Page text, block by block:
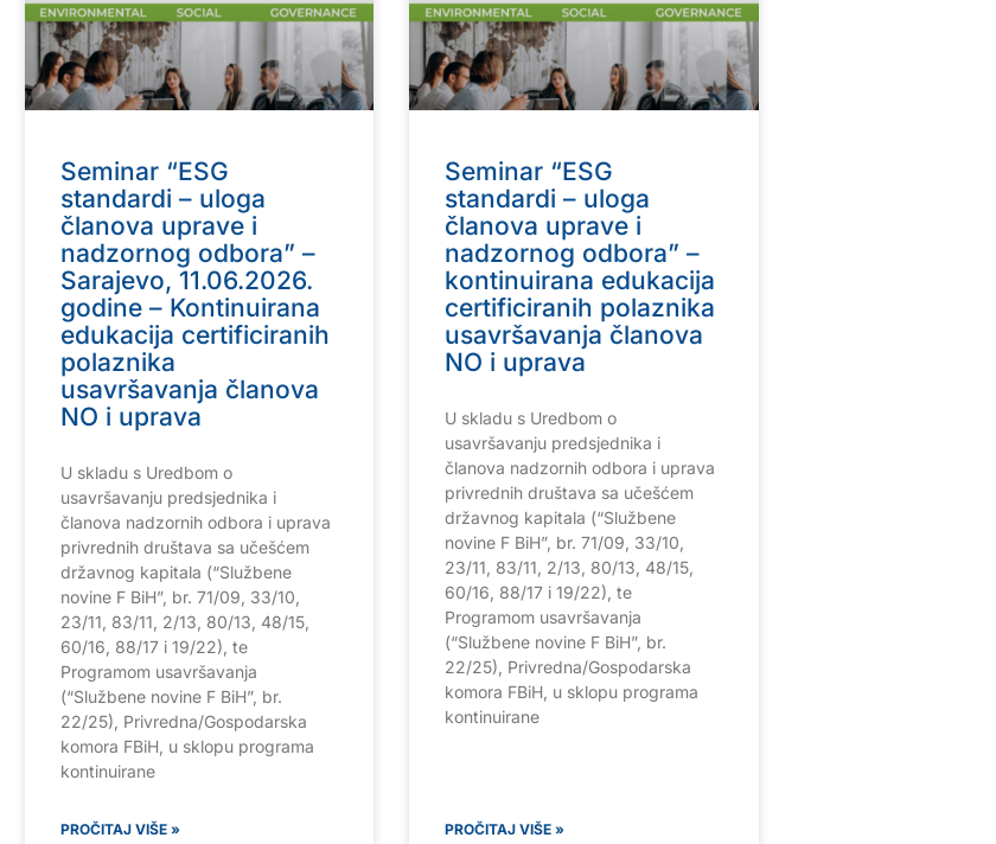
Seminar “ESG
standardi – uloga
članova uprave i
nadzornog odbora” –
Sarajevo, 11.06.2026.
godine – Kontinuirana
edukacija certificiranih
polaznika
usavršavanja članova
NO i uprava
U skladu s Uredbom o
usavršavanju predsjednika i
članova nadzornih odbora i uprava
privrednih društava sa učešćem
državnog kapitala (“Službene
novine F BiH”, br. 71/09, 33/10,
23/11, 83/11, 2/13, 80/13, 48/15,
60/16, 88/17 i 19/22), te
Programom usavršavanja
(“Službene novine F BiH”, br.
22/25), Privredna/Gospodarska
komora FBiH, u sklopu programa
kontinuirane
PROČITAJ VIŠE »
Seminar “ESG
standardi – uloga
članova uprave i
nadzornog odbora” –
kontinuirana edukacija
certificiranih polaznika
usavršavanja članova
NO i uprava
U skladu s Uredbom o
usavršavanju predsjednika i
članova nadzornih odbora i uprava
privrednih društava sa učešćem
državnog kapitala (“Službene
novine F BiH”, br. 71/09, 33/10,
23/11, 83/11, 2/13, 80/13, 48/15,
60/16, 88/17 i 19/22), te
Programom usavršavanja
(“Službene novine F BiH”, br.
22/25), Privredna/Gospodarska
komora FBiH, u sklopu programa
kontinuirane
PROČITAJ VIŠE »